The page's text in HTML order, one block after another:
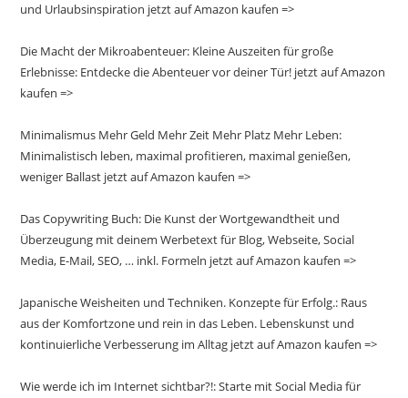
und Urlaubsinspiration jetzt auf Amazon kaufen =>
Die Macht der Mikroabenteuer: Kleine Auszeiten für große
Erlebnisse: Entdecke die Abenteuer vor deiner Tür! jetzt auf Amazon
kaufen =>
Minimalismus Mehr Geld Mehr Zeit Mehr Platz Mehr Leben:
Minimalistisch leben, maximal profitieren, maximal genießen,
weniger Ballast jetzt auf Amazon kaufen =>
Das Copywriting Buch: Die Kunst der Wortgewandtheit und
Überzeugung mit deinem Werbetext für Blog, Webseite, Social
Media, E-Mail, SEO, … inkl. Formeln jetzt auf Amazon kaufen =>
Japanische Weisheiten und Techniken. Konzepte für Erfolg.: Raus
aus der Komfortzone und rein in das Leben. Lebenskunst und
kontinuierliche Verbesserung im Alltag jetzt auf Amazon kaufen =>
Wie werde ich im Internet sichtbar?!: Starte mit Social Media für